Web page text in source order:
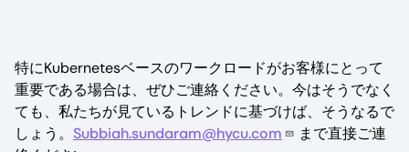
特にKubernetesベースのワークロードがお客様にとって
重要である場合は、ぜひご連絡ください。今はそうでなく
ても、私たちが見ているトレンドに基づけば、そうなるで
しょう。 Subbiah.sundaram@hycu.com
まで直接ご連